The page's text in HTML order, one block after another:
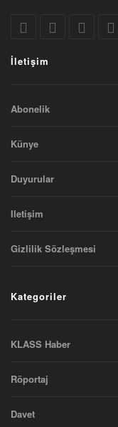
İletişim
Abonelik
Künye
Duyurular
Iletişim
Gizlilik Sözleşmesi
Kategoriler
KLASS Haber
Röportaj
Davet